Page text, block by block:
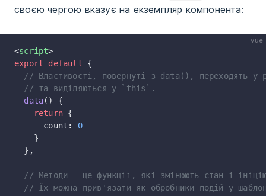
своєю чергою вказує на екземпляр компонента:
vue
<script>
export default {
// Властивості, повернуті з data(), переходять у
  // та виділяються у `this`.
  data
() {
    return
{
      count:
0
    }
  },
// Методи — це функції, які змінюють стан і
// Їх можна прив'язати як обробники подій у